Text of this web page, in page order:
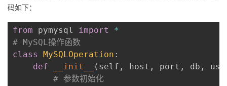
码如下：
from pymysql import
*
# MySQL操作函数
class
MySQLOperation :
def
__init__ ( self , host , port , db ,
# 参数初始化